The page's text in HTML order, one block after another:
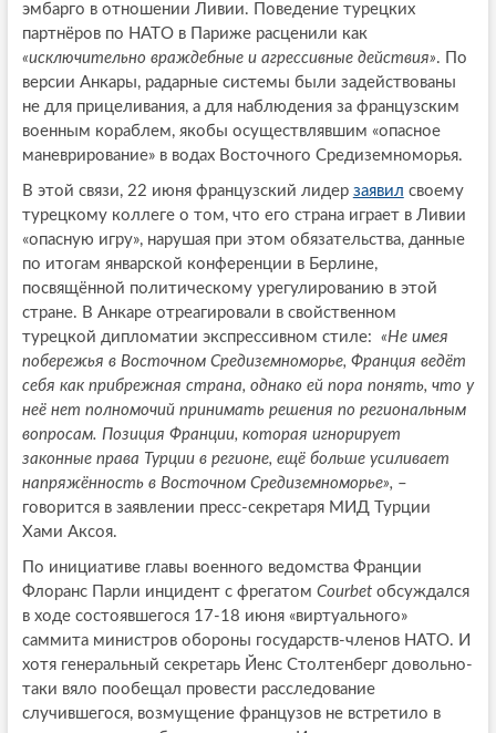
эмбарго в отношении Ливии. Поведение турецких
партнёров по НАТО в Париже расценили как
«исключительно враждебные и агрессивные действия». По
версии Анкары, радарные системы были задействованы
не для прицеливания, а для наблюдения за французским
военным кораблем, якобы осуществлявшим «опасное
маневрирование» в водах Восточного Средиземноморья.
В этой связи, 22 июня французский лидер заявил своему
турецкому коллеге о том, что его страна играет в Ливии
«опасную игру», нарушая при этом обязательства, данные
по итогам январской конференции в Берлине,
посвящённой политическому урегулированию в этой
стране. В Анкаре отреагировали в свойственном
турецкой дипломатии экспрессивном стиле: «Не имея
побережья в Восточном Средиземноморье, Франция ведёт
себя как прибрежная страна, однако ей пора понять, что у
неё нет полномочий принимать решения по региональным
вопросам. Позиция Франции, которая игнорирует
законные права Турции в регионе, ещё больше усиливает
напряжённость в Восточном Средиземноморье», –
говорится в заявлении пресс-секретаря МИД Турции
Хами Аксоя.
По инициативе главы военного ведомства Франции
Флоранс Парли инцидент с фрегатом Courbet обсуждался
в ходе состоявшегося 17-18 июня «виртуального»
саммита министров обороны государств-членов НАТО. И
хотя генеральный секретарь Йенс Столтенберг довольно-
таки вяло пообещал провести расследование
случившегося, возмущение французов не встретило в